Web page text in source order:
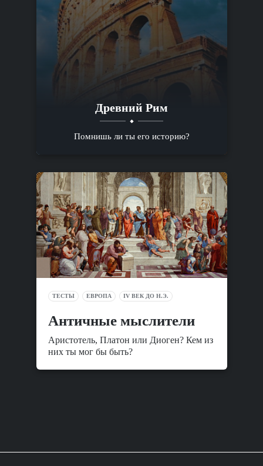
Древний Рим
Помнишь ли ты его историю?
ТЕСТЫ ЕВРОПА IV ВЕК ДО Н.Э.
Античные мыслители
Аристотель, Платон или Диоген? Кем из
них ты мог бы быть?